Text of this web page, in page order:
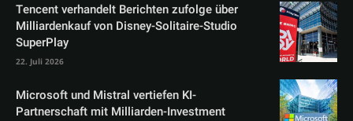
Tencent verhandelt Berichten zufolge über
Milliardenkauf von Disney-Solitaire-Studio
SuperPlay
22. Juli 2026
Microsoft und Mistral vertiefen KI-
Partnerschaft mit Milliarden-Investment